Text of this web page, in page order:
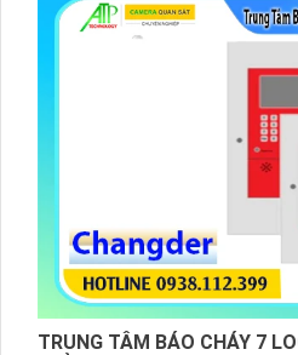
TRUNG TÂM BÁO CHÁY 7